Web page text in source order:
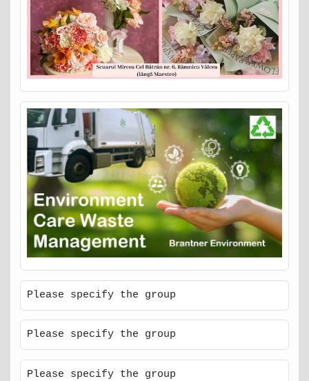
Please specify the group
Please specify the group
Please specify the group